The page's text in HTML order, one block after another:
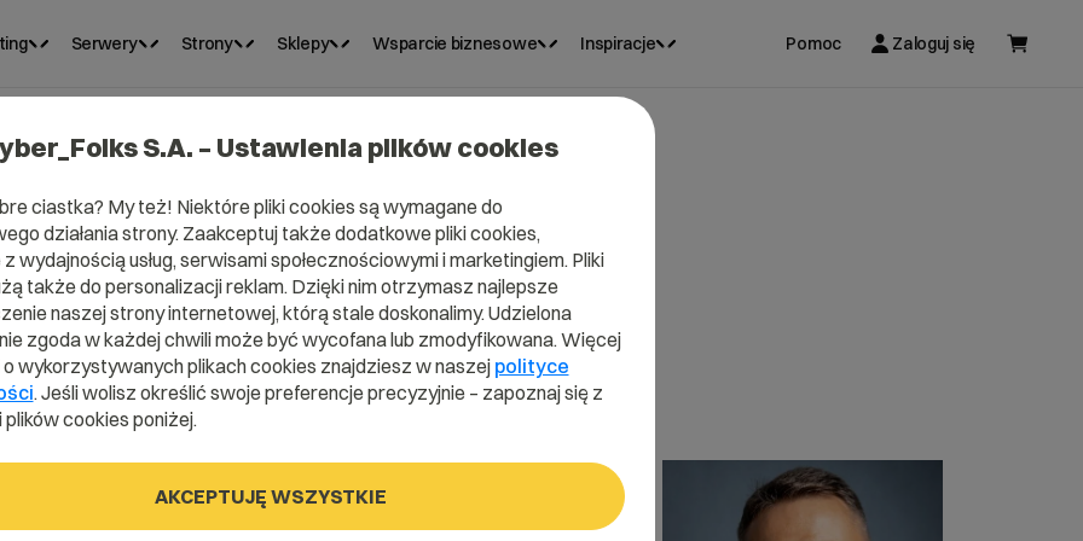
Serwery Strony Sklepy Wsparcie biznesowe Inspiracje Pomoc Zaloguj się
zamówić
na okres od 1 roku.
S.A. – Ustawienia plików cookies
ciastka? My też! Niektóre pliki cookies są wymagane do
działania strony. Zaakceptuj także dodatkowe pliki cookies,
wydajnością usług, serwisami społecznościowymi i marketingiem. Pliki
także do personalizacji reklam. Dzięki nim otrzymasz najlepsze
naszej strony internetowej, którą stale doskonalimy. Udzielona
zgoda w każdej chwili może być wycofana lub zmodyfikowana. Więcej
wykorzystywanych plikach cookies znajdziesz w naszej polityce
. Jeśli wolisz określić swoje preferencje precyzyjnie – zapoznaj się z
cookies poniżej.
AKCEPTUJĘ WSZYSTKIE